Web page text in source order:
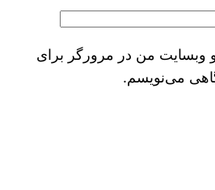
و وبسایت من در مرورگر برای
می‌نویسم.